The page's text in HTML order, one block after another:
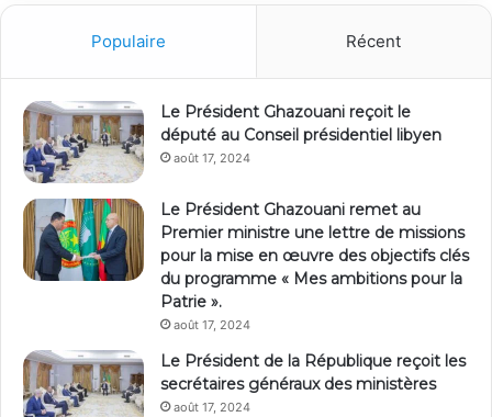
Populaire Récent
Le Président Ghazouani reçoit le
député au Conseil présidentiel libyen
août 17, 2024
Le Président Ghazouani remet au
Premier ministre une lettre de missions
pour la mise en œuvre des objectifs clés
du programme « Mes ambitions pour la
Patrie ».
août 17, 2024
Le Président de la République reçoit les
secrétaires généraux des ministères
août 17, 2024